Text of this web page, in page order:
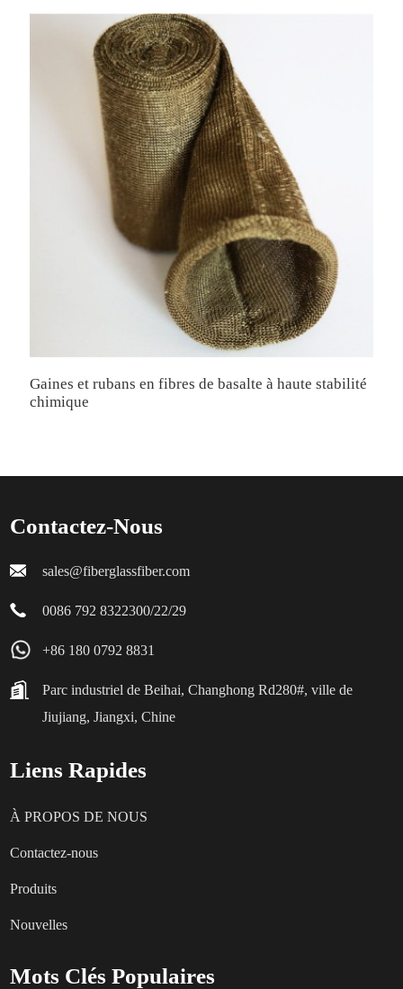
Gaines et rubans en fibres de basalte à haute stabilité
chimique
Contactez-Nous
sales@fiberglassfiber.com
0086 792 8322300/22/29
+86 180 0792 8831
Parc industriel de Beihai, Changhong Rd280#, ville de
Jiujiang, Jiangxi, Chine
Liens Rapides
À PROPOS DE NOUS
Contactez-nous
Produits
Nouvelles
Mots Clés Populaires